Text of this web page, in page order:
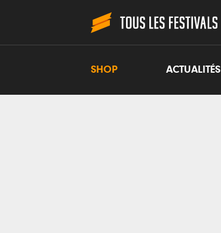
SHOP ACTUALITÉS